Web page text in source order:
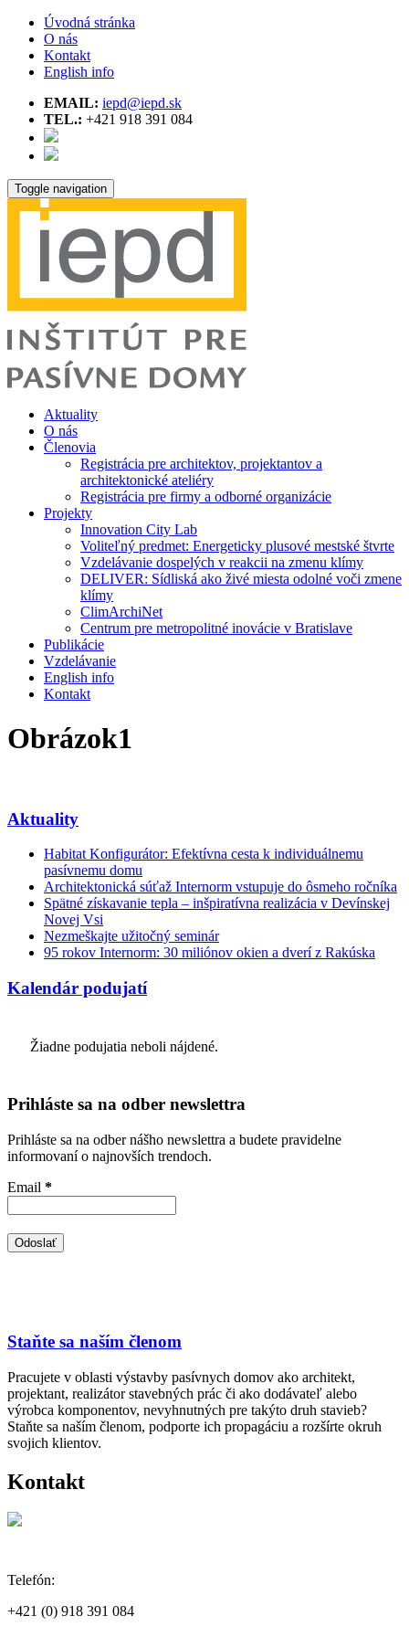
Úvodná stránka
O nás
Kontakt
English info
EMAIL: iepd@iepd.sk
TEL.: +421 918 391 084
Toggle navigation
Aktuality
O nás
Členovia
Registrácia pre architektov, projektantov a
architektonické ateliéry
Registrácia pre firmy a odborné organizácie
Projekty
Innovation City Lab
Voliteľný predmet: Energeticky plusové mestské štvrte
Vzdelávanie dospelých v reakcii na zmenu klímy
DELIVER: Sídliská ako živé miesta odolné voči zmene
klímy
ClimArchiNet
Centrum pre metropolitné inovácie v Bratislave
Publikácie
Vzdelávanie
English info
Kontakt
Obrázok1
Aktuality
Habitat Konfigurátor: Efektívna cesta k individuálnemu
pasívnemu domu
Architektonická súťaž Internorm vstupuje do ôsmeho ročníka
Spätné získavanie tepla – inšpiratívna realizácia v Devínskej
Novej Vsi
Nezmeškajte užitočný seminár
95 rokov Internorm: 30 miliónov okien a dverí z Rakúska
Kalendár podujatí
Žiadne podujatia neboli nájdené.
Prihláste sa na odber newslettra
Prihláste sa na odber nášho newslettra a budete pravidelne
informovaní o najnovších trendoch.
Email *
Staňte sa naším členom
Pracujete v oblasti výstavby pasívnych domov ako architekt,
projektant, realizátor stavebných prác či ako dodávateľ alebo
výrobca komponentov, nevyhnutných pre takýto druh stavieb?
Staňte sa naším členom, podporte ich propagáciu a rozšírte okruh
svojich klientov.
Kontakt
Telefón:
+421 (0) 918 391 084